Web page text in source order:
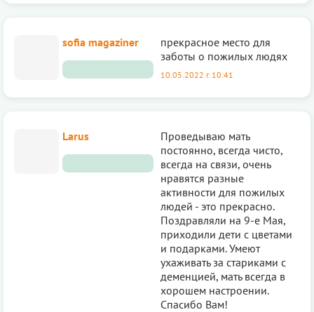
sofia magaziner
прекрасное место для
заботы о пожилых людях
10.05.2022 г. 10:41
Larus
Проведываю мать
постоянно, всегда чисто,
всегда на связи, очень
нравятся разные
активности для пожилых
людей - это прекрасно.
Поздравляли на 9-е Мая,
приходили дети с цветами
и подарками. Умеют
ухаживать за стариками с
деменцией, мать всегда в
хорошем настроении.
Спасибо Вам!